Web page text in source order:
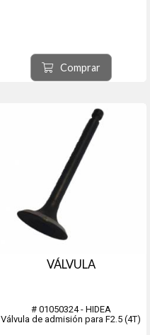
Comprar
VÁLVULA
# 01050324 - HIDEA
Válvula de admisión para F2.5 (4T)